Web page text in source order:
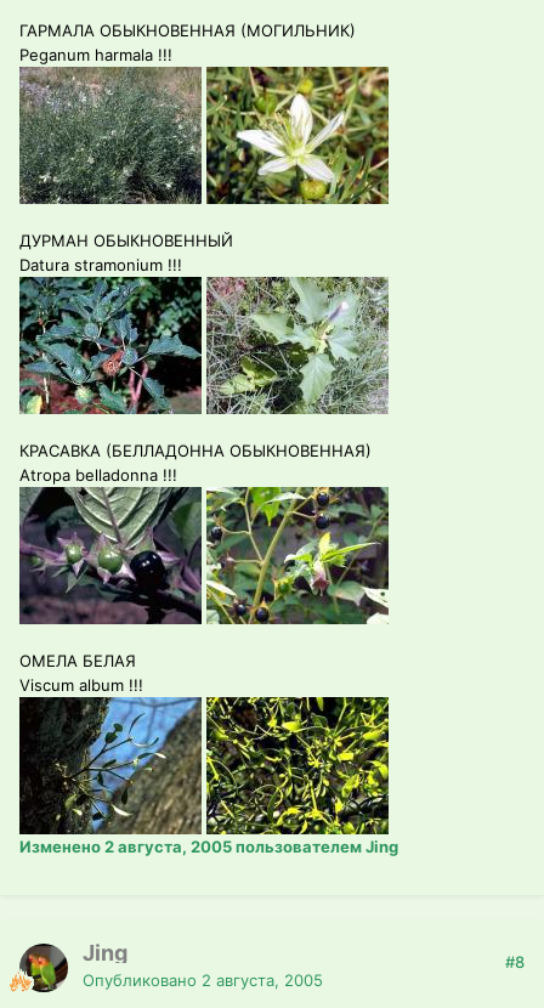
ГАРМАЛА ОБЫКНОВЕННАЯ (МОГИЛЬНИК)
Peganum harmala !!!
ДУРМАН ОБЫКНОВЕННЫЙ
Datura stramonium !!!
КРАСАВКА (БЕЛЛАДОННА ОБЫКНОВЕННАЯ)
Atropa belladonna !!!
ОМЕЛА БЕЛАЯ
Viscum album !!!
Изменено2 августа, 2005пользователем Jing
Jing
Опубликовано 2 августа, 2005
#8